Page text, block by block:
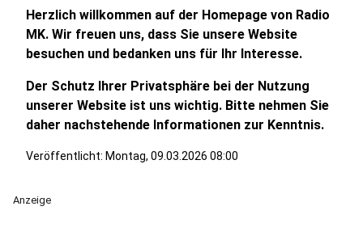
Herzlich willkommen auf der Homepage von Radio
MK. Wir freuen uns, dass Sie unsere Website
besuchen und bedanken uns für Ihr Interesse.
Der Schutz Ihrer Privatsphäre bei der Nutzung
unserer Website ist uns wichtig. Bitte nehmen Sie
daher nachstehende Informationen zur Kenntnis.
Veröffentlicht: Montag, 09.03.2026 08:00
Anzeige